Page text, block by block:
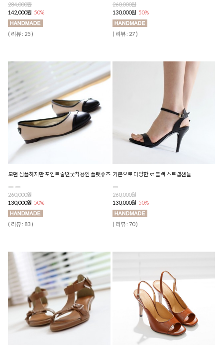
284,000원
142,000원 50%
( 리뷰 : 25 )
260,000원
130,000원 50%
( 리뷰 : 27 )
모던 심플하지만 포인트줄땐굿착용인 플랫슈즈
260,000원
130,000원 50%
( 리뷰 : 83 )
기본으로 다양한 st 블랙 스트랩샌들
260,000원
130,000원 50%
( 리뷰 : 70 )